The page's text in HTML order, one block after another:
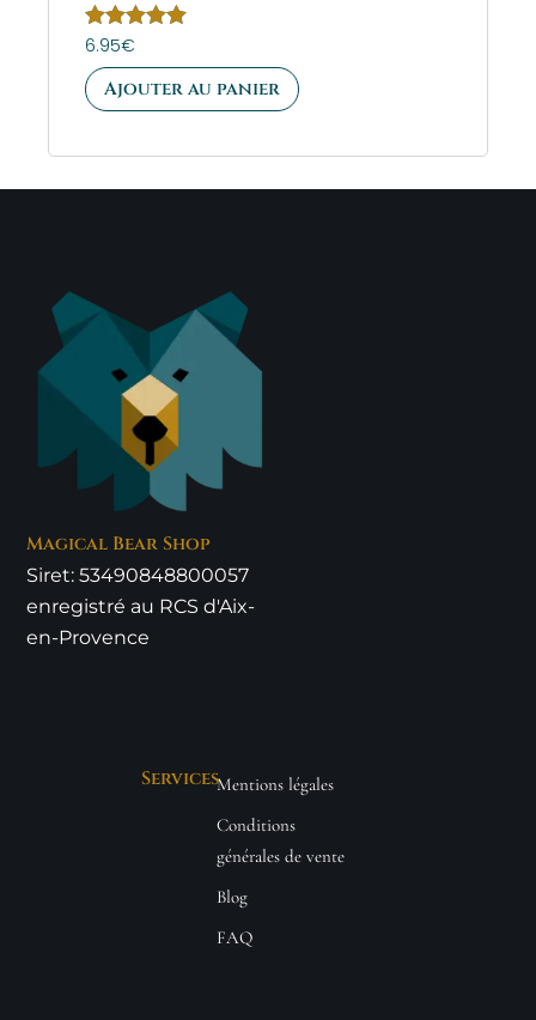
Note
sur 5
6.95€
Ajouter au panier
Magical Bear Shop
Siret: 53490848800057
enregistré au RCS d'Aix-
en-Provence
ServicesMentions légales
Conditions
générales de vente
Blog
FAQ